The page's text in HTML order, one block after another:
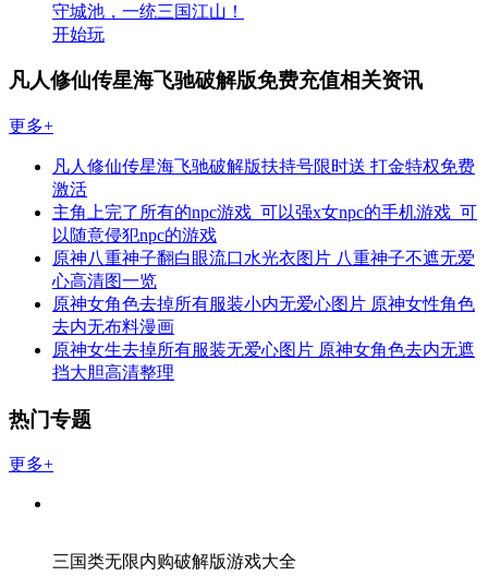
守城池，一统三国江山！
开始玩
凡人修仙传星海飞驰破解版免费充值相关资讯
更多+
凡人修仙传星海飞驰破解版扶持号限时送 打金特权免费
激活
主角上完了所有的npc游戏_可以强x女npc的手机游戏_可
以随意侵犯npc的游戏
原神八重神子翻白眼流口水光衣图片 八重神子不遮无爱
心高清图一览
原神女角色去掉所有服装小内无爱心图片 原神女性角色
去内无布料漫画
原神女生去掉所有服装无爱心图片 原神女角色去内无遮
挡大胆高清整理
热门专题
更多+
三国类无限内购破解版游戏大全